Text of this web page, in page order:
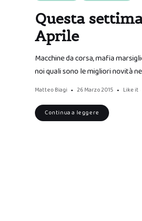
Questa
Aprile
Macchine da corsa, mafia
noi quali sono le migliori novità
Matteo Biagi 26 Marzo 2015 Like it
Continua a leggere